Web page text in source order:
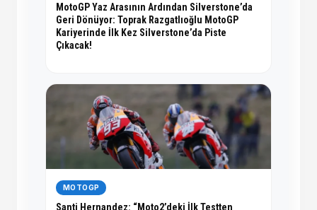
MotoGP Yaz Arasının Ardından Silverstone’da
Geri Dönüyor: Toprak Razgatlıoğlu MotoGP
Kariyerinde İlk Kez Silverstone’da Piste
Çıkacak!
MOTOGP
Santi Hernandez: “Moto2’deki İlk Testten